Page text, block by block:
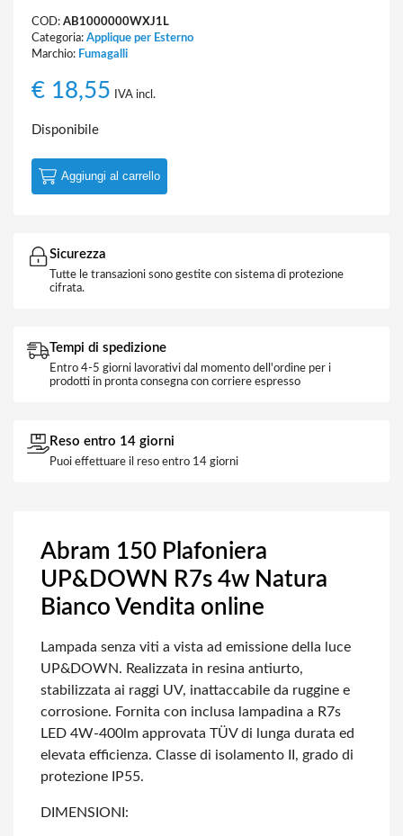
COD: AB1000000WXJ1L
Categoria: Applique per Esterno
Marchio: Fumagalli
€ 18,55 IVA incl.
Disponibile
Aggiungi al carrello
Sicurezza
Tutte le transazioni sono gestite con sistema di protezione
cifrata.
Tempi di spedizione
Entro 4-5 giorni lavorativi dal momento dell'ordine per i
prodotti in pronta consegna con corriere espresso
Reso entro 14 giorni
Puoi effettuare il reso entro 14 giorni
Abram 150 Plafoniera
UP&DOWN R7s 4w Natura
Bianco Vendita online
Lampada senza viti a vista ad emissione della luce
UP&DOWN. Realizzata in resina antiurto,
stabilizzata ai raggi UV, inattaccabile da ruggine e
corrosione. Fornita con inclusa lampadina a R7s
LED 4W-400lm approvata TÜV di lunga durata ed
elevata efficienza. Classe di isolamento II, grado di
protezione IP55.
DIMENSIONI: